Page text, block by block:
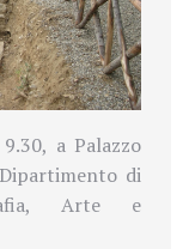
a Palazzo
di
Arte e